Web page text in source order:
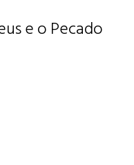
e o Pecado